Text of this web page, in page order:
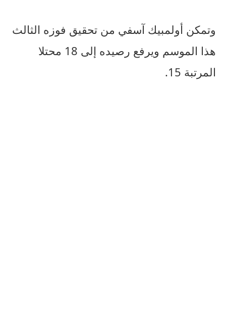
وتمكن أولمبيك آسفي من تحقيق فوزه الثالث
هذا الموسم ويرفع رصيده إلى 18 محتلا
المرتبة 15.